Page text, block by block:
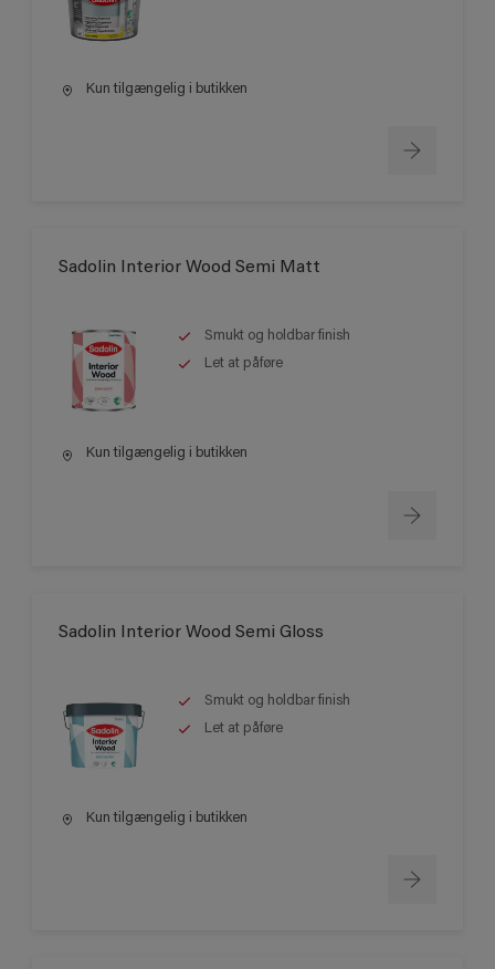
Kun tilgængelig i butikken
Sadolin Interior Wood Semi Matt
Smukt og holdbar finish
Let at påføre
Kun tilgængelig i butikken
Sadolin Interior Wood Semi Gloss
Smukt og holdbar finish
Let at påføre
Kun tilgængelig i butikken